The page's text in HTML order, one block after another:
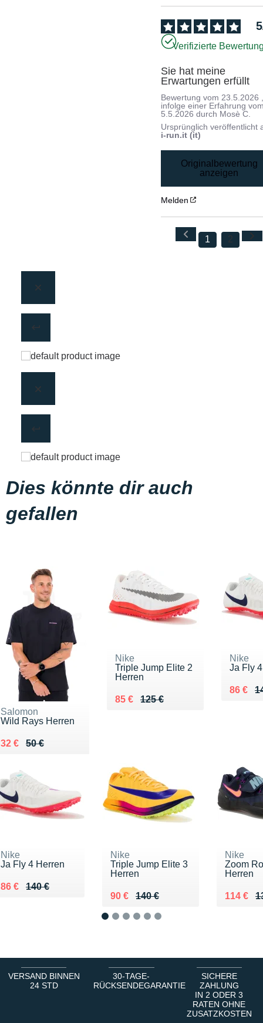
5
Verifizierte
Sie hat meine
Erwartungen erfüllt
Bewertung vom23.5.2026
infolge einer Erfahrung
5.5.2026 durch Mosè C.
Ursprünglich veröffentlicht
i-run.it (it)
Originalbewertung
anzeigen
Melden
1 2
Dies könnte dir auch
gefallen
Salomon
Wild Rays Herren
50 €
Au lieu de 50 €
32 €
Vendu 32 €
Nike
Triple Jump Elite 2
Herren
125 €
Au lieu de 125 €
85 €
Vendu 85 €
Nike
Ja Fly
Au lieu
86 €
Vendu
Nike
Ja Fly 4 Herren
140 €
Au lieu de 140 €
86 €
Vendu 86 €
Nike
Triple Jump Elite 3
Herren
140 €
Au lieu de 140 €
90 €
Vendu 90 €
Nike
Zoom
Herren
Au lieu
114 €
Vendu
VERSAND BINNEN
24 STD
30-TAGE-
RÜCKSENDEGARANTIE
SICHERE
ZAHLUNG
IN 2 ODER 3
RATEN OHNE
ZUSATZKOSTEN